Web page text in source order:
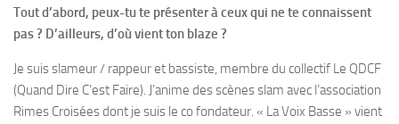
Tout d’abord, peux-tu te présenter à ceux qui ne te connaissent
pas ? D’ailleurs, d’où vient ton blaze ?
Je suis slameur / rappeur et bassiste, membre du collectif Le QDCF
(Quand Dire C’est Faire). J’anime des scènes slam avec l’association
Rimes Croiséesdont je suis le co fondateur. « La Voix Basse » vient